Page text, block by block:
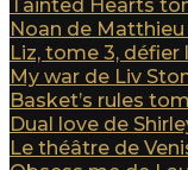
Tainted Hearts
Noan de
Liz, tome 3, défier
My war de Liv
Basket’s rules
Dual love de
Le théâtre de